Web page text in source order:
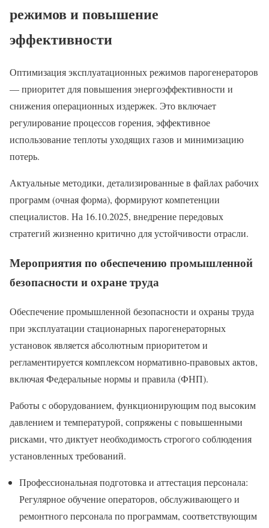
режимов и повышение
эффективности
Оптимизация эксплуатационных режимов парогенераторов
— приоритет для повышения энергоэффективности и
снижения операционных издержек. Это включает
регулирование процессов горения, эффективное
использование теплоты уходящих газов и минимизацию
потерь.
Актуальные методики, детализированные в файлах рабочих
программ (очная форма), формируют компетенции
специалистов. На 16.10.2025, внедрение передовых
стратегий жизненно критично для устойчивости отрасли.
Мероприятия по обеспечению промышленной
безопасности и охране труда
Обеспечение промышленной безопасности и охраны труда
при эксплуатации стационарных парогенераторных
установок является абсолютным приоритетом и
регламентируется комплексом нормативно-правовых актов,
включая Федеральные нормы и правила (ФНП).
Работы с оборудованием, функционирующим под высоким
давлением и температурой, сопряжены с повышенными
рисками, что диктует необходимость строгого соблюдения
установленных требований.
Профессиональная подготовка и аттестация персонала:
Регулярное обучение операторов, обслуживающего и
ремонтного персонала по программам, соответствующим